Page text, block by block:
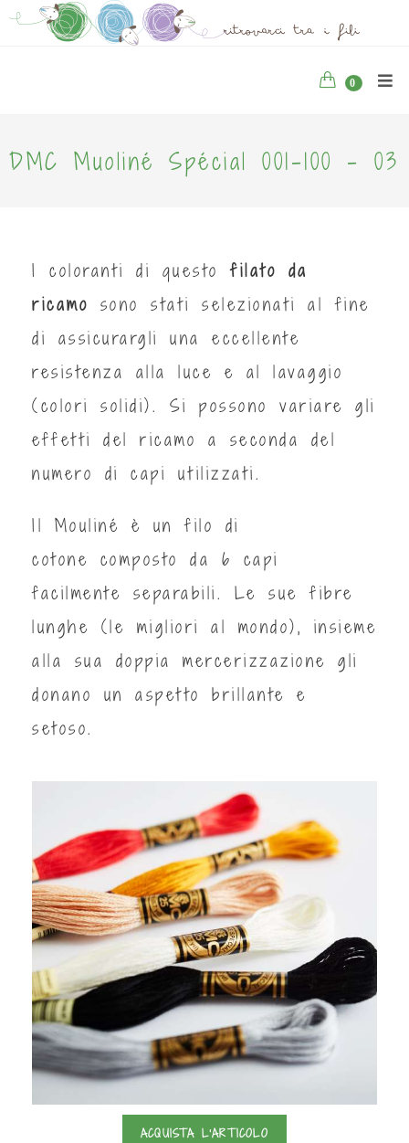
0
DMC Muoliné Spécial 001-100 - 03
I coloranti di questo filato da
ricamo sono stati selezionati al fine
di assicurargli una eccellente
resistenza alla luce e al lavaggio
(colori solidi). Si possono variare gli
effetti del ricamo a seconda del
numero di capi utilizzati.
Il Mouliné è un filo di
cotone composto da 6 capi
facilmente separabili. Le sue fibre
lunghe (le migliori al mondo), insieme
alla sua doppia mercerizzazione gli
donano un aspetto brillante e
setoso.
ACQUISTA L'ARTICOLO